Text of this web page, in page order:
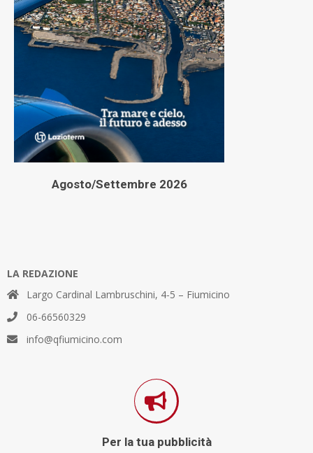
Agosto/Settembre 2026
LA REDAZIONE
Largo Cardinal Lambruschini, 4-5 – Fiumicino
06-66560329
info@qfiumicino.com
Per la tua pubblicità